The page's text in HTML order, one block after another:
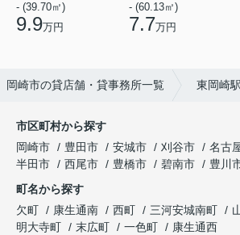
- (39.70㎡)
9.9万円
- (60.13㎡)
7.7万円
岡崎市の貸店舗・貸事務所一覧 東岡崎駅
市区町村から探す
岡崎市
豊田市 安城市 刈谷市
名古
半田市
西尾市 豊橋市 碧南市
豊川
町名から探す
欠町
康生通南 西町 三河安城南町
明大寺町
末広町 一色町
康生通西